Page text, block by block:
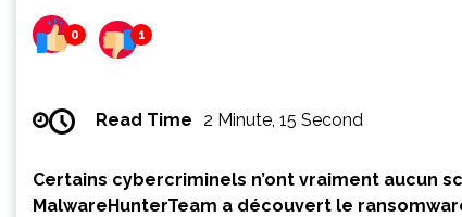
0 1
Read Time 2 Minute, 15 Second
Certains cybercriminels n’ont vraiment aucun
MalwareHunterTeam a découvert le